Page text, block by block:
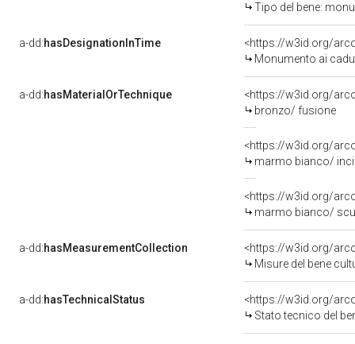
Tipo del bene:
a-dd:hasDesignationInTime
Monumento ai
a-dd:hasMaterialOrTechnique
<https://w3id.org/
bronzo/ fusione
<https://w3id.org/
marmo bianco/
<https://w3id.org/
marmo bianco/
a-dd:hasMeasurementCollection
<https://w3id.org/
Misure del bene
a-dd:hasTechnicalStatus
<https://w3id.org/
Stato tecnico del